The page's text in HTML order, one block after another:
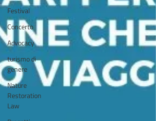
Festival
Concerto
Advocacy
turismo di
genere
Nature
Restoration
Law